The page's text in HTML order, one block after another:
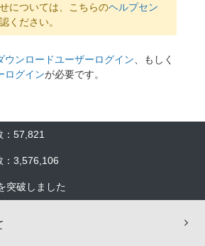
については、こちらのヘルプセン
ください。
ウンロードユーザーログイン 、もしく
ログインが必要です。
：57,821
：3,576,106
突破しました